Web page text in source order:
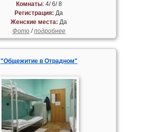
Комнаты: 4/ 6/ 8
Регистрация: Да
Женские места: Да
Фото/подробнее
"Общежитие в Отрадном"